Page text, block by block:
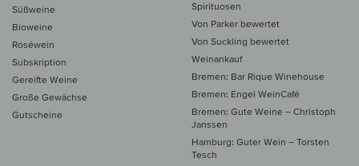
Süßweine
Bioweine
Roséwein
Subskription
Gereifte Weine
Große Gewächse
Gutscheine
Spirituosen
Von Parker bewertet
Von Suckling bewertet
Weinankauf
Bremen: Bar Rique Winehouse
Bremen: Engel WeinCafé
Bremen: Gute Weine – Christoph
Janssen
Hamburg: Guter Wein – Torsten
Tesch